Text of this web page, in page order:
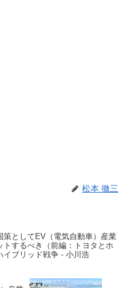
松本 徹三
策としてEV（電気自動車）産業
トするべき（前編：トヨタとホ
イブリッド戦争 - 小川浩